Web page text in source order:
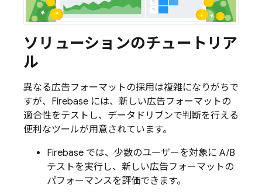
ソリューションのチュートリア
ル
異なる広告フォーマットの採用は複雑になりがちで
すが、Firebase には、新しい広告フォーマットの
適合性をテストし、データドリブンで判断を行える
便利なツールが用意されています。
Firebase では、少数のユーザーを対象に A/B
テストを実行し、新しい広告フォーマットの
パフォーマンスを評価できます。